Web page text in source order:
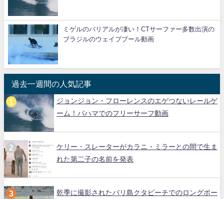
ミゲルのバリアルが凄い！CTサーファー多数出演の
ブラジルのウェイブプール動画
過去一週間の人気記事
ジョンジョン・フローレンスのエゲつないレールゲ
ーム！バハマでのフリーサーフ動画
ケリー・スレーターがカラニ・ミラーとの間で生ま
れた第二子の名前を発表
乾季に撮影されたバリ島クタビーチでのロングボー